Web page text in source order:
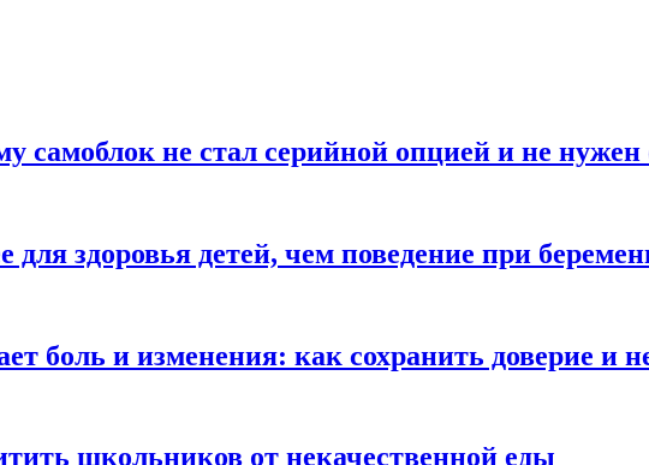
самоблок не стал серийной опцией и не
для здоровья детей, чем поведение при
боль и изменения: как сохранить доверие и
школьников от некачественной еды